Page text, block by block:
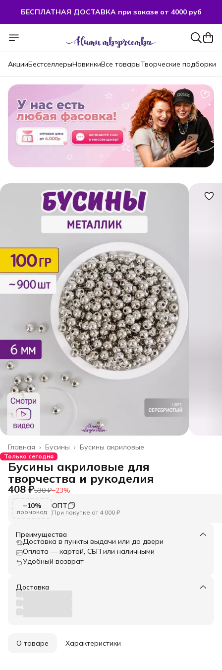
БЕСПЛАТНАЯ ДОСТАВКА при заказе от 4000 руб
АкцииБестселлерыНовинкиВсе товарыТворческие подборки
Бусины акриловые
Бусины ›
Главная ›
Только сегодня
Бусины акриловые для
творчества и рукоделия
408 ₽530 ₽−23%
−10%
промокод
ОПТ
При покупке от 4 000 ₽
Преимущества
Доставка в пункты выдачи или до двери
Оплата — картой, СБП или наличными
Удобный возврат
Доставка
О товаре Характеристики